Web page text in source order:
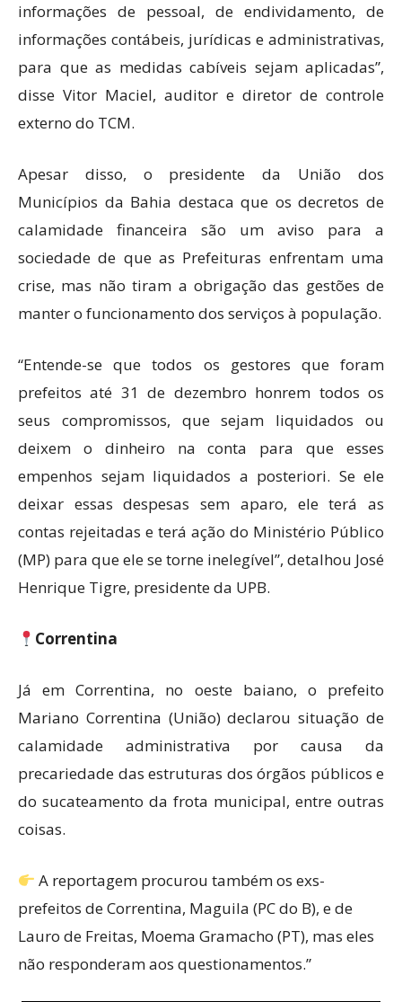
informações de pessoal, de endividamento, de
informações contábeis, jurídicas e administrativas,
para que as medidas cabíveis sejam aplicadas”,
disse Vitor Maciel, auditor e diretor de controle
externo do TCM.
Apesar disso, o presidente da União dos
Municípios da Bahia destaca que os decretos de
calamidade financeira são um aviso para a
sociedade de que as Prefeituras enfrentam uma
crise, mas não tiram a obrigação das gestões de
manter o funcionamento dos serviços à população.
“Entende-se que todos os gestores que foram
prefeitos até 31 de dezembro honrem todos os
seus compromissos, que sejam liquidados ou
deixem o dinheiro na conta para que esses
empenhos sejam liquidados a posteriori. Se ele
deixar essas despesas sem aparo, ele terá as
contas rejeitadas e terá ação do Ministério Público
(MP) para que ele se torne inelegível”, detalhou José
Henrique Tigre, presidente da UPB.
Correntina
Já em Correntina, no oeste baiano, o prefeito
Mariano Correntina (União) declarou situação de
calamidade administrativa por causa da
precariedade das estruturas dos órgãos públicos e
do sucateamento da frota municipal, entre outras
coisas.
A reportagem procurou também os exs-
prefeitos de Correntina, Maguila (PC do B), e de
Lauro de Freitas, Moema Gramacho (PT), mas eles
não responderam aos questionamentos.”